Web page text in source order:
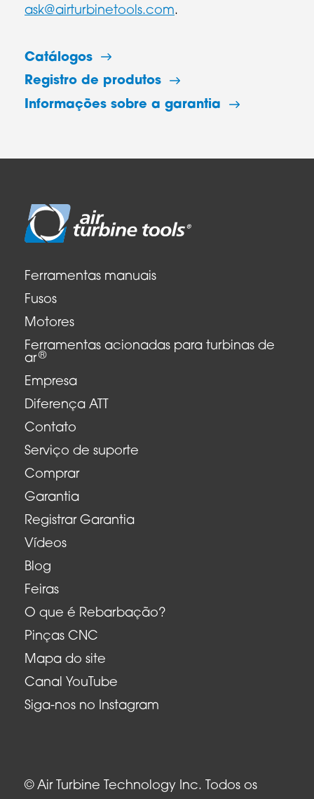
ask@airturbinetools.com.
Catálogos
Registro de produtos
Informações sobre a garantia
Ferramentas manuais
Fusos
Motores
Ferramentas acionadas para turbinas de
ar ®
Empresa
Diferença ATT
Contato
Serviço de suporte
Comprar
Garantia
Registrar Garantia
Vídeos
Blog
Feiras
O que é Rebarbação?
Pinças CNC
Mapa do site
Canal YouTube
Siga-nos no Instagram
© Air Turbine Technology Inc. Todos os